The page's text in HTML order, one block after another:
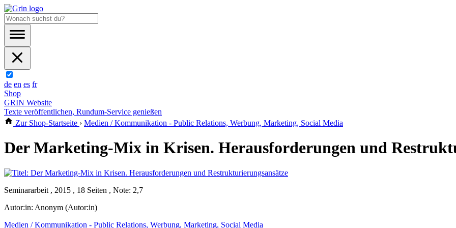
de en es fr
Shop
GRIN Website
Texte veröffentlichen, Rundum-Service genießen
Zur Shop-Startseite › Medien / Kommunikation - Public Relations, Werbung, Marketing, Social Media
Der Marketing-Mix in Krisen. Herausforderungen und
Seminararbeit , 2015 , 18 Seiten , Note: 2,7
Autor:in: Anonym (Autor:in)
Medien / Kommunikation - Public Relations, Werbung, Marketing, Social Media